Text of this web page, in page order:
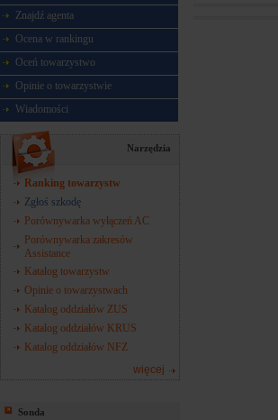
Znajdź agenta
Ocena w rankingu
Oceń towarzystwo
Opinie o towarzystwie
Wiadomości
Narzędzia
Ranking towarzystw
Zgłoś szkodę
Porównywarka wyłączeń AC
Porównywarka zakresów
Assistance
Katalog towarzystw
Opinie o towarzystwach
Katalog oddziałów ZUS
Katalog oddziałów KRUS
Katalog oddziałów NFZ
więcej
Sonda